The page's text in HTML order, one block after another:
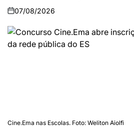
07/08/2026
Cine.Ema nas Escolas. Foto: Weliton Aiolfi